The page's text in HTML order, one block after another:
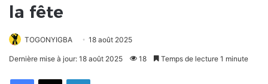
la fête
TOGONYIGBA 18 août 2025
Dernière mise à jour: 18 août 2025 18 Temps de lecture 1 minute
FacebookX Linkedin